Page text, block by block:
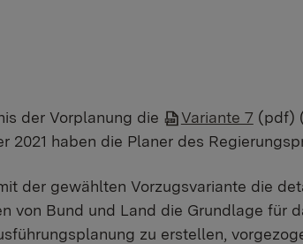
der Vorplanung die Variante 7 (pdf)
2021 haben die Planer des
der gewählten Vorzugsvariante die
von Bund und Land die Grundlage
zu erstellen,